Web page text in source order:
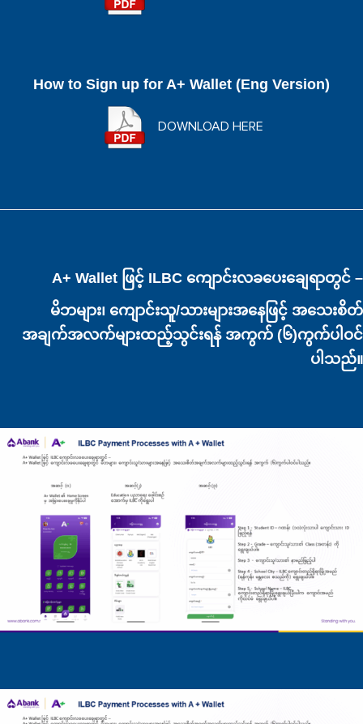
How to Sign up for A+ Wallet (Eng Version)
DOWNLOAD HERE
A+ Wallet ဖြင့် ILBC ကျောင်းလခပေးချေရာတွင် –
မိဘများ၊ ကျောင်းသူ/သားများအနေဖြင့် အသေးစိတ်
အချက်အလက်များထည့်သွင်းရန် အကွက် (၆)ကွက်ပါဝင်
ပါသည်။